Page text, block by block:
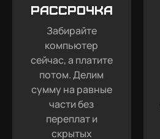
рассрочка
Забирайте
компьютер
сейчас, а платите
потом. Делим
сумму на равные
части без
переплат и
скрытых